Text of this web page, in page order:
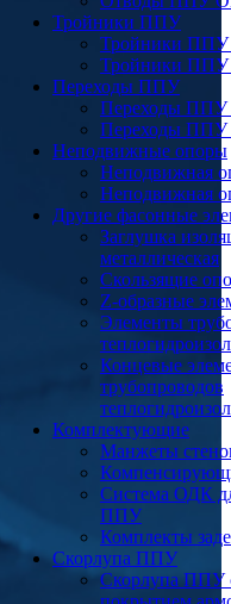
Тройники ППУ
Тройники
Тройники
Переходы ППУ
Переходы
Переходы
Неподвижные опоры
Неподвижная
Неподвижная
Другие фасонные
Заглушка
металлическая
Скользящие
Z-образные
Элементы
Концевые
трубопроводов
Комплектующие
Манжеты
Система ОДК
ППУ
Комплекты
Скорлупа ППУ
Скорлупа ППУ